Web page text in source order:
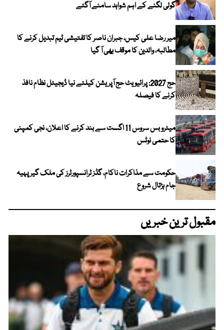
گولی لگنے کے اہم شواہد سامنے آگئے
میر رضا علی کیس، جبران ناصر کا تفتیشی ٹیم تبدیل کرنے کا
مطالبہ، والدین کا موقف بھی آ گیا
حج 2027: پرائیویٹ حج آپریشن کیلئے نیا ڈیجیٹل نظام نافذ
کرنے کا فیصلہ
میٹرو بس سروس 11 اگست سے بند کرنے کا اعلان، نجی کمپنی
کا حتمی نوٹس
حکومت سے مذاکرات ناکام، گڈز ٹرانسپورٹرز کی ملک گیر پہیہ
جام ہڑتال شروع
مقبول ترین خبریں